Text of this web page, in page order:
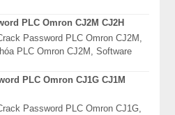
PLC Omron CJ2M CJ2H
Password PLC Omron CJ2M,
PLC Omron CJ2M, Software
CJ2 ...
PLC Omron CJ1G CJ1M
Password PLC Omron CJ1G,